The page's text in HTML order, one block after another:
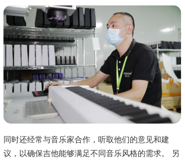
同时还经常与音乐家合作，听取他们的意见和建
议，以确保吉他能够满足不同音乐风格的需求。 另